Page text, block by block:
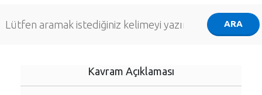
Kavram Açıklaması